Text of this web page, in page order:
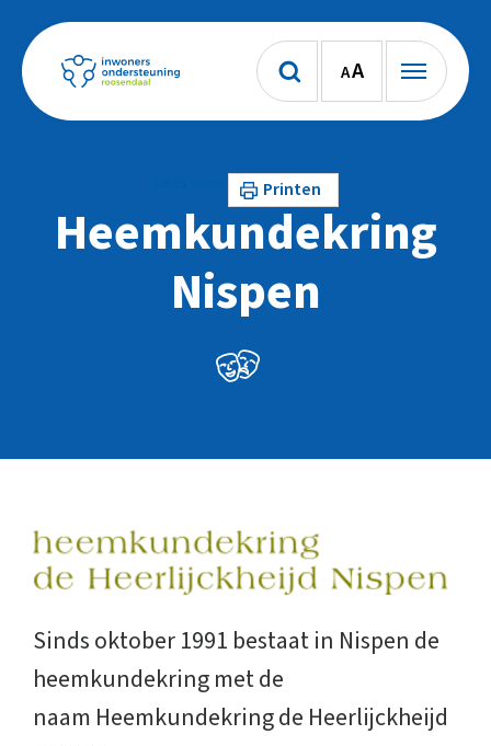
AA
Printen
Heemkundekring
Nispen
Sinds oktober 1991 bestaat in Nispen de
heemkundekring met de
naam Heemkundekring de Heerlijckheijd